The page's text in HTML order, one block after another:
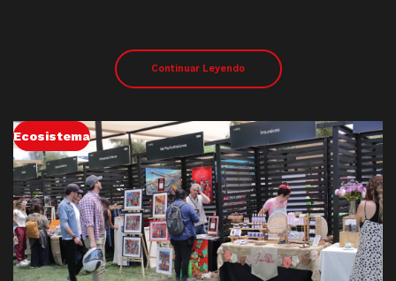
Continuar Leyendo
Ecosistema